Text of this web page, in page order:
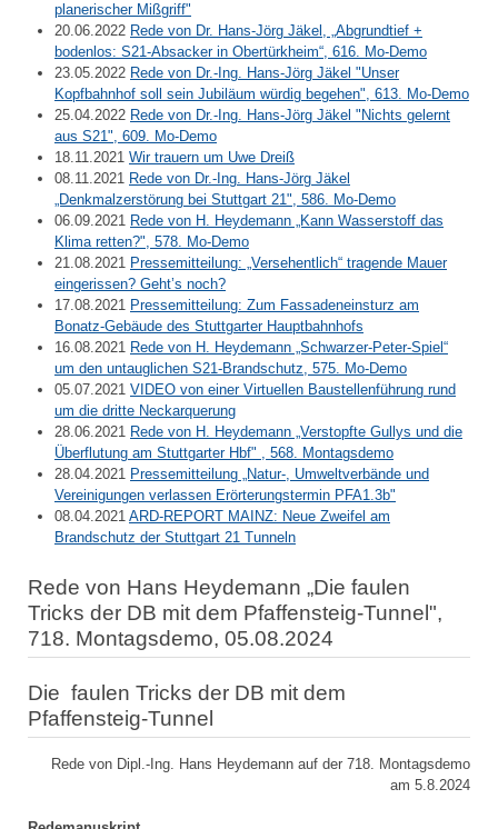
planerischer Mißgriff"
20.06.2022 Rede von Dr. Hans-Jörg Jäkel, „Abgrundtief +
bodenlos: S21-Absacker in Obertürkheim“, 616. Mo-Demo
23.05.2022 Rede von Dr.-Ing. Hans-Jörg Jäkel "Unser
Kopfbahnhof soll sein Jubiläum würdig begehen", 613. Mo-Demo
25.04.2022 Rede von Dr.-Ing. Hans-Jörg Jäkel "Nichts gelernt
aus S21", 609. Mo-Demo
18.11.2021 Wir trauern um Uwe Dreiß
08.11.2021 Rede von Dr.-Ing. Hans-Jörg Jäkel
„Denkmalzerstörung bei Stuttgart 21", 586. Mo-Demo
06.09.2021 Rede von H. Heydemann „Kann Wasserstoff das
Klima retten?", 578. Mo-Demo
21.08.2021 Pressemitteilung: „Versehentlich“ tragende Mauer
eingerissen? Geht’s noch?
17.08.2021 Pressemitteilung: Zum Fassadeneinsturz am
Bonatz-Gebäude des Stuttgarter Hauptbahnhofs
16.08.2021 Rede von H. Heydemann „Schwarzer-Peter-Spiel“
um den untauglichen S21-Brandschutz, 575. Mo-Demo
05.07.2021 VIDEO von einer Virtuellen Baustellenführung rund
um die dritte Neckarquerung
28.06.2021 Rede von H. Heydemann „Verstopfte Gullys und die
Überflutung am Stuttgarter Hbf" , 568. Montagsdemo
28.04.2021 Pressemitteilung „Natur-, Umweltverbände und
Vereinigungen verlassen Erörterungstermin PFA1.3b"
08.04.2021 ARD-REPORT MAINZ: Neue Zweifel am
Brandschutz der Stuttgart 21 Tunneln
Rede von Hans Heydemann „Die faulen
Tricks der DB mit dem Pfaffensteig-Tunnel",
718. Montagsdemo, 05.08.2024
Die faulen Tricks der DB mit dem
Pfaffensteig-Tunnel
Rede von Dipl.-Ing. Hans Heydemann auf der 718. Montagsdemo
am 5.8.2024